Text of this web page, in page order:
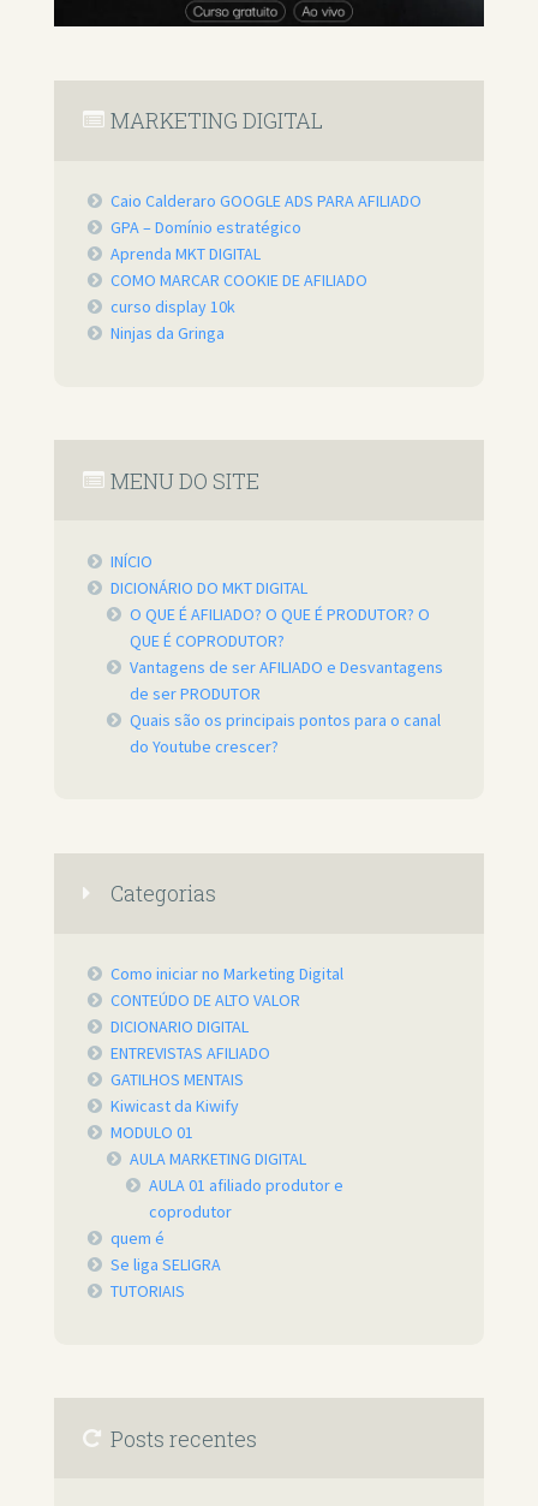
MARKETING DIGITAL
Caio Calderaro GOOGLE ADS PARA AFILIADO
GPA – Domínio estratégico
Aprenda MKT DIGITAL
COMO MARCAR COOKIE DE AFILIADO
curso display 10k
Ninjas da Gringa
MENU DO SITE
INÍCIO
DICIONÁRIO DO MKT DIGITAL
O QUE É AFILIADO? O QUE É PRODUTOR? O
QUE É COPRODUTOR?
Vantagens de ser AFILIADO e Desvantagens
de ser PRODUTOR
Quais são os principais pontos para o canal
do Youtube crescer?
Categorias
Como iniciar no Marketing Digital
CONTEÚDO DE ALTO VALOR
DICIONARIO DIGITAL
ENTREVISTAS AFILIADO
GATILHOS MENTAIS
Kiwicast da Kiwify
MODULO 01
AULA MARKETING DIGITAL
AULA 01 afiliado produtor e
coprodutor
quem é
Se liga SELIGRA
TUTORIAIS
Posts recentes